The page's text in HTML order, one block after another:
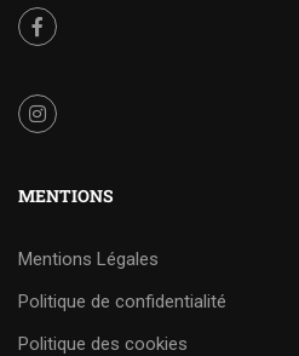
MENTIONS
Mentions Légales
Politique de confidentialité
Politique des cookies